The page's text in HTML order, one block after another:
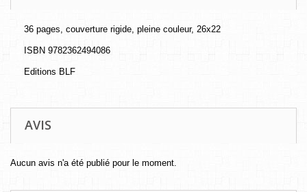
36 pages, couverture rigide, pleine couleur, 26x22
ISBN 9782362494086
Editions BLF
AVIS
Aucun avis n'a été publié pour le moment.